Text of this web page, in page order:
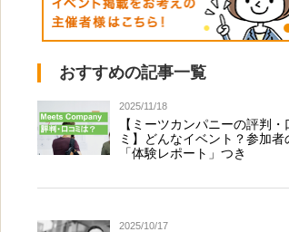
おすすめの記事一覧
2025/11/18
【ミーツカンパニーの評判・
ミ】どんなイベント？参加者
「体験レポート」つき
2025/10/17